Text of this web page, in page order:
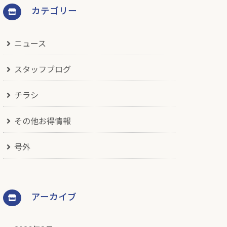
カテゴリー
ニュース
スタッフブログ
チラシ
その他お得情報
号外
アーカイブ